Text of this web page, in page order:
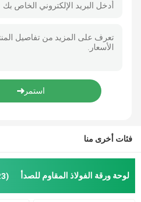
أنبوب دائري من الفولاذ المقاوم للصدأ
أنبوب مربع من الفولاذ المقاوم للصدأ
صفيحة من الصلب الكربوني
لفائف الصلب الكربوني
فئات أخرى منا
لوحة ورقة الفولاذ المقاوم للصدأ (23)